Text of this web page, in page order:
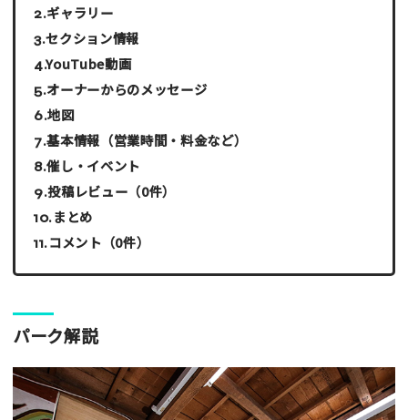
ギャラリー
セクション情報
YouTube動画
オーナーからのメッセージ
地図
基本情報（営業時間・料金など）
催し・イベント
投稿レビュー（0件）
まとめ
コメント（0件）
パーク解説